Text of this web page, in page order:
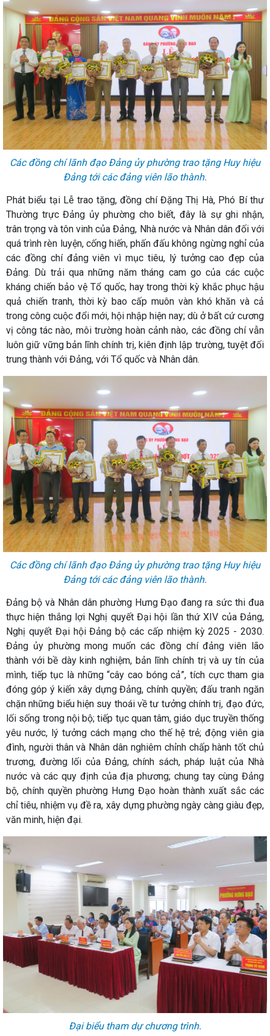
Các đồng chí lãnh đạo Đảng ủy phường trao tặng Huy hiệu
Đảng tới các đảng viên lão thành.
Phát biểu tại Lễ trao tặng, đồng chí Đặng Thị Hà, Phó Bí thư
Thường trực Đảng ủy phường cho biết, đây là sự ghi nhận,
trân trọng và tôn vinh của Đảng, Nhà nước và Nhân dân đối với
quá trình rèn luyện, cống hiến, phấn đấu không ngừng nghỉ của
các đồng chí đảng viên vì mục tiêu, lý tưởng cao đẹp của
Đảng. Dù trải qua những năm tháng cam go của các cuộc
kháng chiến bảo vệ Tổ quốc, hay trong thời kỳ khắc phục hậu
quả chiến tranh, thời kỳ bao cấp muôn vàn khó khăn và cả
trong công cuộc đổi mới, hội nhập hiện nay; dù ở bất cứ cương
vị công tác nào, môi trường hoàn cảnh nào, các đồng chí vẫn
luôn giữ vững bản lĩnh chính trị, kiên định lập trường, tuyệt đối
trung thành với Đảng, với Tổ quốc và Nhân dân.
Các đồng chí lãnh đạo Đảng ủy phường trao tặng Huy hiệu
Đảng tới các đảng viên lão thành.
Đảng bộ và Nhân dân phường Hưng Đạo đang ra sức thi đua
thực hiện thắng lợi Nghị quyết Đại hội lần thứ XIV của Đảng,
Nghị quyết Đại hội Đảng bộ các cấp nhiệm kỳ 2025 - 2030.
Đảng ủy phường mong muốn các đồng chí đảng viên lão
thành với bề dày kinh nghiệm, bản lĩnh chính trị và uy tín của
mình, tiếp tục là những “cây cao bóng cả”, tích cực tham gia
đóng góp ý kiến xây dựng Đảng, chính quyền; đấu tranh ngăn
chặn những biểu hiện suy thoái về tư tưởng chính trị, đạo đức,
lối sống trong nội bộ; tiếp tục quan tâm, giáo dục truyền thống
yêu nước, lý tưởng cách mạng cho thế hệ trẻ; động viên gia
đình, người thân và Nhân dân nghiêm chỉnh chấp hành tốt chủ
trương, đường lối của Đảng, chính sách, pháp luật của Nhà
nước và các quy định của địa phương; chung tay cùng Đảng
bộ, chính quyền phường Hưng Đạo hoàn thành xuất sắc các
chỉ tiêu, nhiệm vụ đề ra, xây dựng phường ngày càng giàu đẹp,
văn minh, hiện đại.
Đại biểu tham dự chương trình.